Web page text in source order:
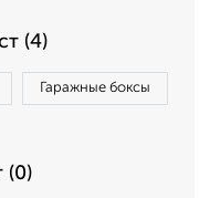
(4)
Гаражные боксы
(0)